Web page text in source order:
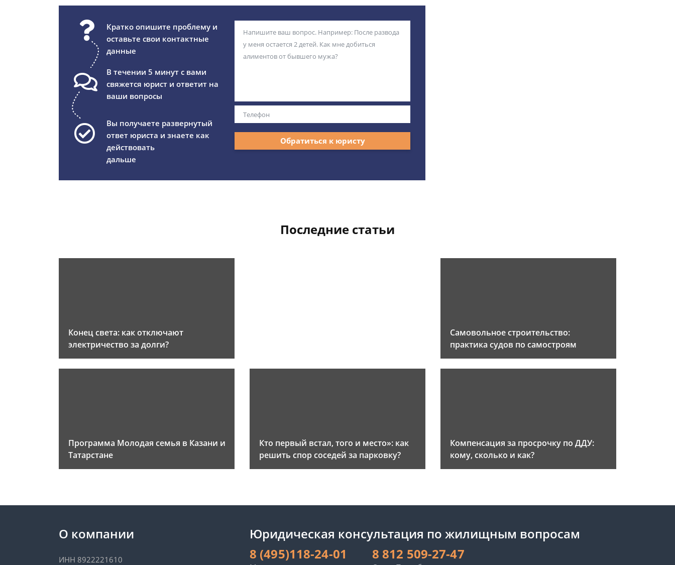
Кратко опишите проблему и
оставьте свои контактные
данные
В течении 5 минут с вами
свяжется юрист и ответит на
ваши вопросы
Вы получаете развернутый
ответ юриста и знаете как
действовать
дальше
Обратиться к юристу
Последние статьи
Конец света: как отключают
электричество за долги?
Самовольное строительство:
практика судов по самостроям
Программа Молодая семья в Казани и
Татарстане
Кто первый встал, того и место»: как
решить спор соседей за парковку?
Компенсация за просрочку по ДДУ:
кому, сколько и как?
О компании
ИНН 8922221610
Юридическая консультация по жилищным вопросам
8 (495)118-24-01
8 812 509-27-47